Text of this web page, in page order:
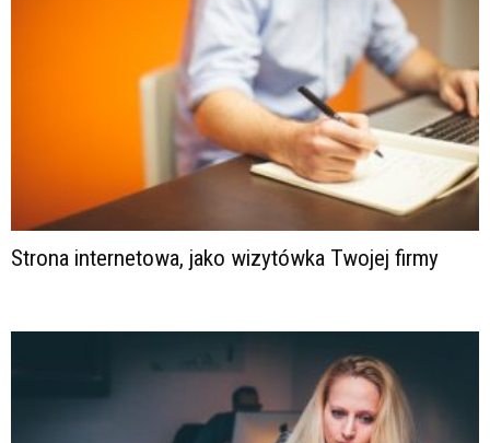
Strona internetowa, jako wizytówka Twojej firmy